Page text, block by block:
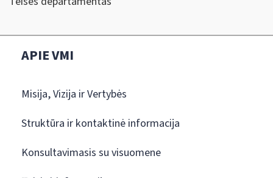
APIE VMI
Misija, Vizija ir Vertybės
Struktūra ir kontaktinė informacija
Konsultavimasis su visuomene